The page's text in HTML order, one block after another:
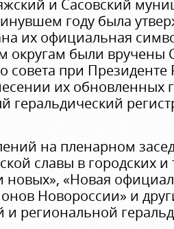
и Сасовский
году была
их официальная
были вручены
совета при Президенте
их обновленных
геральдический
на пленарном
славы в городских
новых», «Новая
Новороссии» и
региональной